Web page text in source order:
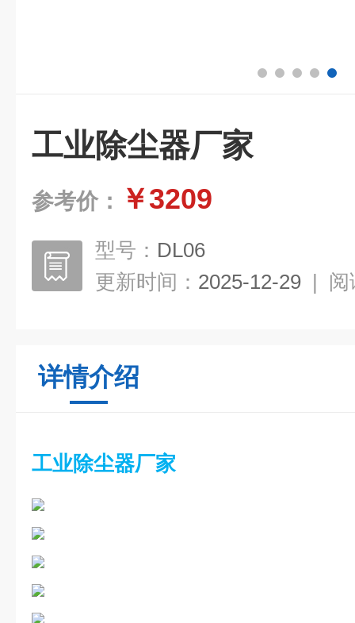
工业除尘器厂家
参考价： ￥3209
型号： DL06
更新时间： 2025-12-29 | 阅
详情介绍
工业除尘器厂家